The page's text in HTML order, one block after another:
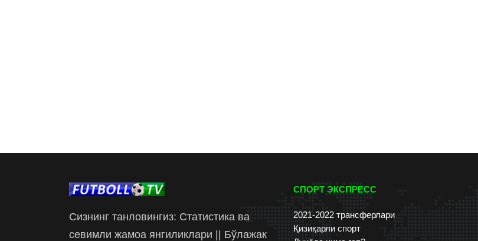
Сизнинг танловингиз: Статистика ва
севимли жамоа янгиликлари || Бўлажак
СПОРТ ЭКСПРЕСС
2021-2022 трансферлари
Қизиқарли спорт